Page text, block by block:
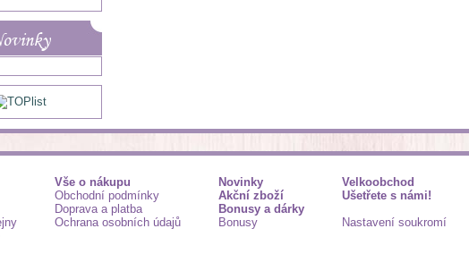
Vše o nákupu
Obchodní podmínky
Doprava a platba
Ochrana osobních údajů
Novinky
Akční zboží
Bonusy a dárky
Bonusy
Velkoobchod
Ušetřete s námi!
Nastavení soukromí